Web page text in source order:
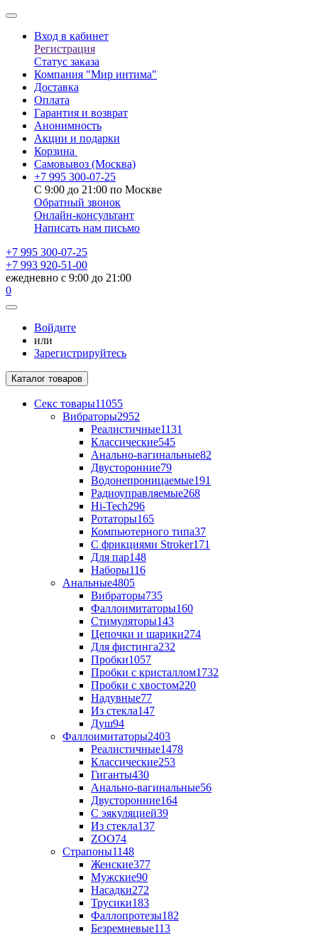
Вход в кабинет
Регистрация
Статус заказа
Компания "Мир интима"
Доставка
Оплата
Гарантия и возврат
Анонимность
Акции и подарки
Корзина
Самовывоз (Москва)
+7 995 300-07-25
С 9:00 до 21:00 по Москве
Обратный звонок
Онлайн-консультант
Написать нам письмо
+7 995 300-07-25
+7 993 920-51-00
ежедневно с 9:00 до 21:00
0
Войдите
или
Зарегистрируйтесь
Каталог товаров
Секс товары11055
Вибраторы2952
Реалистичные1131
Классические545
Анально-вагинальные82
Двусторонние79
Водонепроницаемые191
Радиоуправляемые268
Hi-Tech296
Ротаторы165
Компьютерного типа37
С фрикциями Stroker171
Для пар148
Наборы116
Анальные4805
Вибраторы735
Фаллоимитаторы160
Стимуляторы143
Цепочки и шарики274
Для фистинга232
Пробки1057
Пробки с кристаллом1732
Пробки с хвостом220
Надувные77
Из стекла147
Душ94
Фаллоимитаторы2403
Реалистичные1478
Классические253
Гиганты430
Анально-вагинальные56
Двусторонние164
С эякуляцией39
Из стекла137
ZOO74
Страпоны1148
Женские377
Мужские90
Насадки272
Трусики183
Фаллопротезы182
Безремневые113